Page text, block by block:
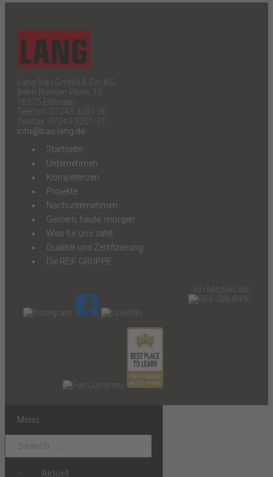
Lang Bau GmbH & Co. KG
Beim Runden Plom 13
76275 Ettlingen
Telefon: 07243 3201-30
Telefax: 07243 3201-31
info@bau-lang.de
Startseite
Unternehmen
Kompetenzen
Projekte
Nachunternehmen
Gestern, heute, morgen
Was für uns zählt
Qualität und Zertifizierung
Die REIF GRUPPE
Ein Mitglied der
Menu
Aktuell